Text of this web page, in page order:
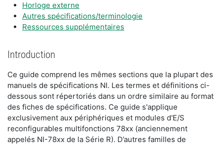
Horloge externe
Autres spécifications/terminologie
Ressources supplémentaires
Introduction
Ce guide comprend les mêmes sections que la plupart des
manuels de spécifications NI. Les termes et définitions ci-
dessous sont répertoriés dans un ordre similaire au format
des fiches de spécifications. Ce guide s'applique
exclusivement aux périphériques et modules d'E/S
reconfigurables multifonctions 78xx (anciennement
appelés NI-78xx de la Série R). D’autres familles de